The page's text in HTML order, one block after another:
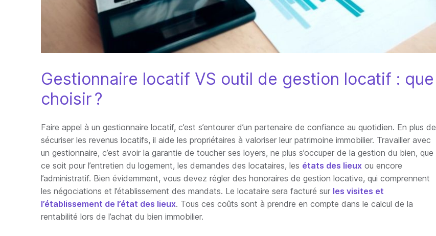
Gestionnaire locatif VS outil de gestion locatif : que
choisir ?
Faire appel à un gestionnaire locatif, c’est s’entourer d’un partenaire de confiance au quotidien. En plus de
sécuriser les revenus locatifs, il aide les propriétaires à valoriser leur patrimoine immobilier. Travailler avec
un gestionnaire, c’est avoir la garantie de toucher ses loyers, ne plus s’occuper de la gestion du bien, que
ce soit pour l’entretien du logement, les demandes des locataires, les états des lieux ou encore
l’administratif. Bien évidemment, vous devez régler des honoraires de gestion locative, qui comprennent
les négociations et l’établissement des mandats. Le locataire sera facturé sur les visites et
l’établissement de l’état des lieux. Tous ces coûts sont à prendre en compte dans le calcul de la
rentabilité lors de l’achat du bien immobilier.